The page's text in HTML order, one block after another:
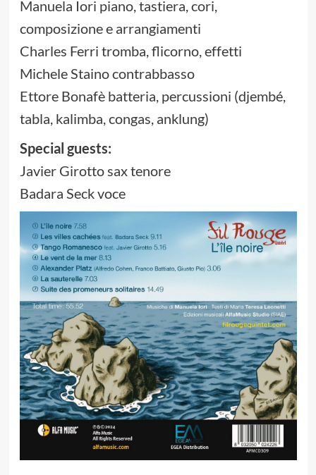
Manuela Iori piano, tastiera, cori,
composizione e arrangiamenti
Charles Ferri tromba, flicorno, effetti
Michele Staino contrabbasso
Ettore Bonafè batteria, percussioni (djembé,
tabla, kalimba, congas, anklung)
Special guests:
Javier Girotto sax tenore
Badara Seck voce